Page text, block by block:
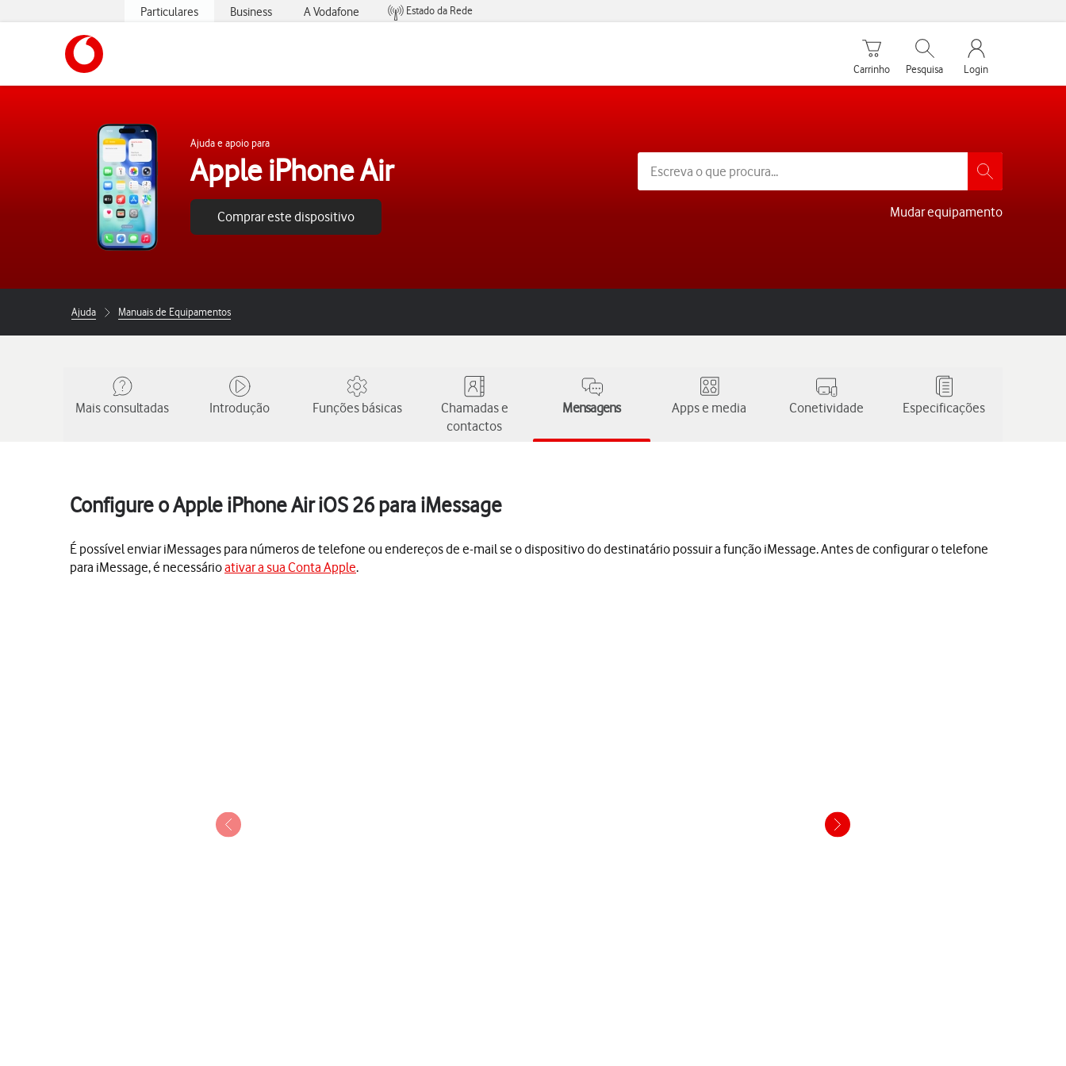
Particulares Business A Vodafone
Estado da Rede
Carrinho de compras
Carrinho
Pesquisar
Pesquisa
My Vodafone
Login
Ajuda e apoio para
Apple iPhone Air
Comprar este dispositivo Mudar equipamento
Ajuda Manuais de Equipamentos
Mais consultadas Introdução Funções básicas
Chamadas e
contactos
Mensagens Apps e media Conetividade Especificações
Configure o Apple iPhone Air iOS 26 para iMessage
É possível enviar iMessages para números de telefone ou endereços de e-mail se o dispositivo do destinatário possuir a função iMessage. Antes de configurar o telefone
para iMessage, é necessárioativar a sua Conta Apple.